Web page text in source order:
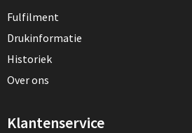
Fulfilment
Drukinformatie
Historiek
Over ons
Klantenservice